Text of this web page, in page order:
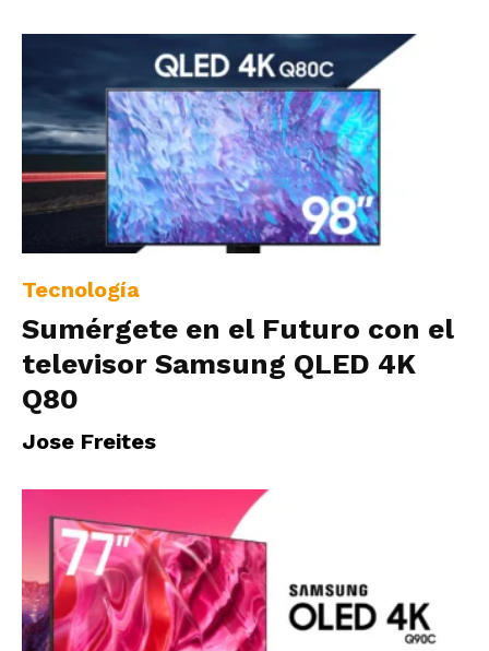
Tecnología
Sumérgete en el Futuro con el
televisor Samsung QLED 4K
Q80
Jose Freites